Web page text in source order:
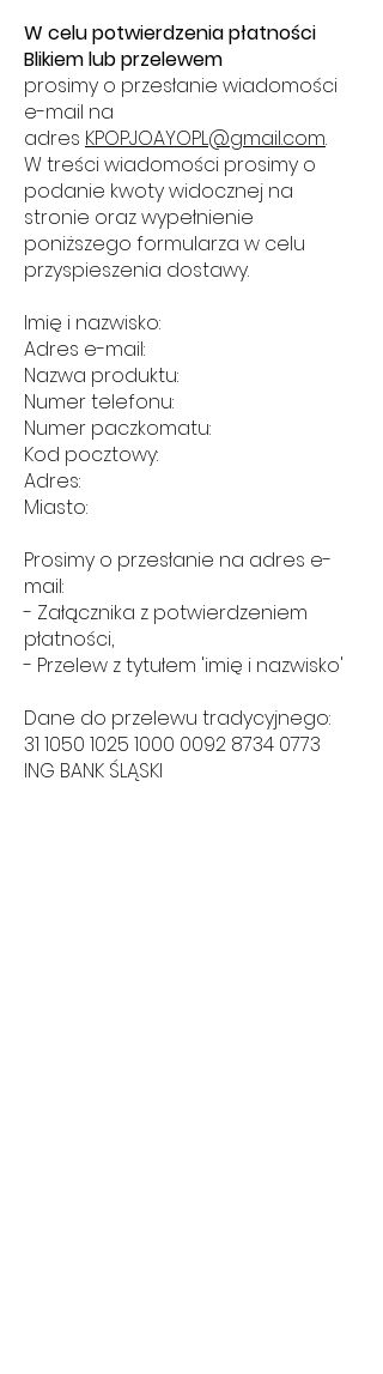
W celu potwierdzenia płatności
Blikiem lub przelewem
prosimy o przesłanie wiadomości
e-mail na
adres KPOPJOAYOPL@gmail.com.
W treści wiadomości prosimy o
podanie kwoty widocznej na
stronie oraz wypełnienie
poniższego formularza w celu
przyspieszenia dostawy.
Imię i nazwisko:
Adres e-mail:
Nazwa produktu:
Numer telefonu:
Numer paczkomatu:
Kod pocztowy:
Adres:
Miasto:
Prosimy o przesłanie na adres e-
mail:
- Załącznika z potwierdzeniem
płatności,
- Przelew z tytułem 'imię i nazwisko'
Dane do przelewu tradycyjnego:
31 1050 1025 1000 0092 8734 0773
ING BANK ŚLĄSKI